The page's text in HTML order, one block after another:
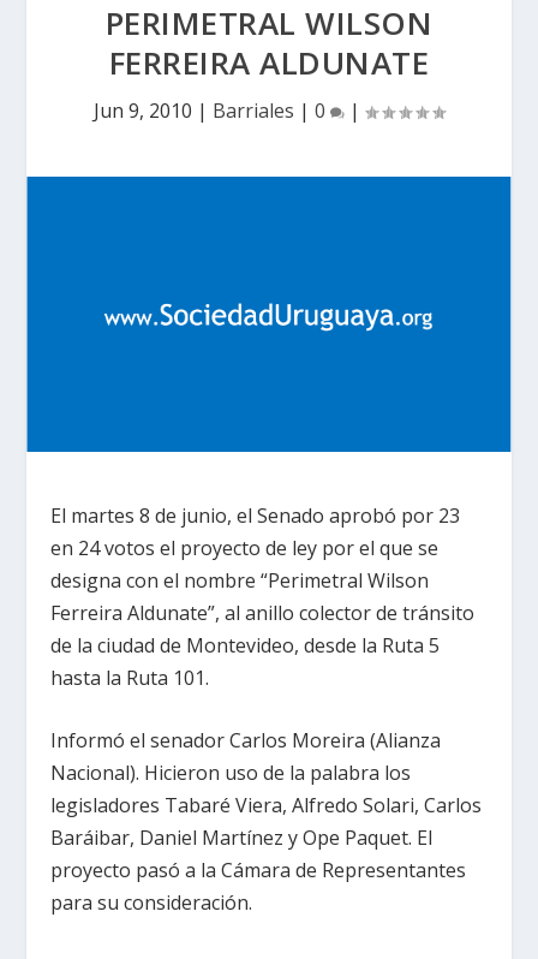
PERIMETRAL WILSON
FERREIRA ALDUNATE
Jun 9, 2010 | Barriales | 0 |
El martes 8 de junio, el Senado aprobó por 23
en 24 votos el proyecto de ley por el que se
designa con el nombre “Perimetral Wilson
Ferreira Aldunate”, al anillo colector de tránsito
de la ciudad de Montevideo, desde la Ruta 5
hasta la Ruta 101.
Informó el senador Carlos Moreira (Alianza
Nacional). Hicieron uso de la palabra los
legisladores Tabaré Viera, Alfredo Solari, Carlos
Baráibar, Daniel Martínez y Ope Paquet. El
proyecto pasó a la Cámara de Representantes
para su consideración.